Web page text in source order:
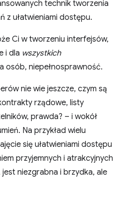
technik tworzenia
z ułatwieniami dostępu.
Ci w tworzeniu interfejsów,
i dla wszystkich
osób, niepełnosprawność.
nie wie jeszcze, czym są
rządowe, listy
prawda? – i wokół
Na przykład wielu
się ułatwieniami dostępu
przyjemnych i atrakcyjnych
niezgrabna i brzydka, ale